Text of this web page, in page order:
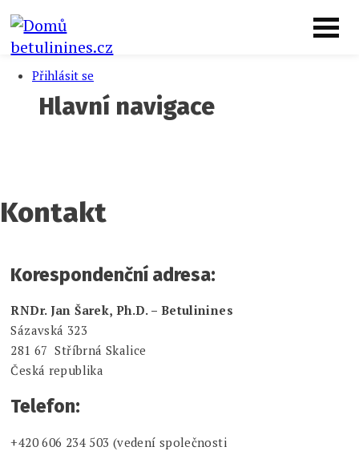
Menu uživatelského účtu
Přihlásit se
betulinines.cz
Hlavní navigace
Kontakt
Korespondenční adresa:
RNDr. Jan Šarek, Ph.D. – Betulinines
Sázavská 323
281 67 Stříbrná Skalice
Česká republika
Telefon:
+420 606 234 503 (vedení společnosti